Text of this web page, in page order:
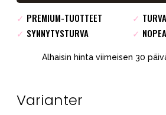
✓ PREMIUM-TUOTTEET ✓
✓ SYNNYTYSTURVA ✓
Alhaisin hinta viimeisen 30
Varianter